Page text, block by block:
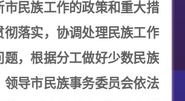
市民族工作的政策和重大措
彻落实，协调处理民族工作
题，根据分工做好少数民族
领导市民族事务委员会依法